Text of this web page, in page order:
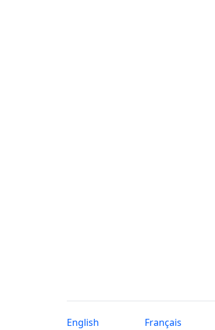
English Français